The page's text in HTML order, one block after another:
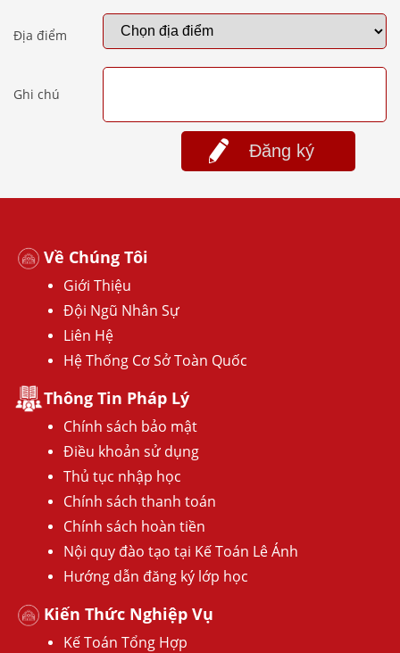
Địa điểm
Ghi chú
Đăng ký
Về Chúng Tôi
Giới Thiệu
Đội Ngũ Nhân Sự
Liên Hệ
Hệ Thống Cơ Sở Toàn Quốc
Thông Tin Pháp Lý
Chính sách bảo mật
Điều khoản sử dụng
Thủ tục nhập học
Chính sách thanh toán
Chính sách hoàn tiền
Nội quy đào tạo tại Kế Toán Lê Ánh
Hướng dẫn đăng ký lớp học
Kiến Thức Nghiệp Vụ
Kế Toán Tổng Hợp